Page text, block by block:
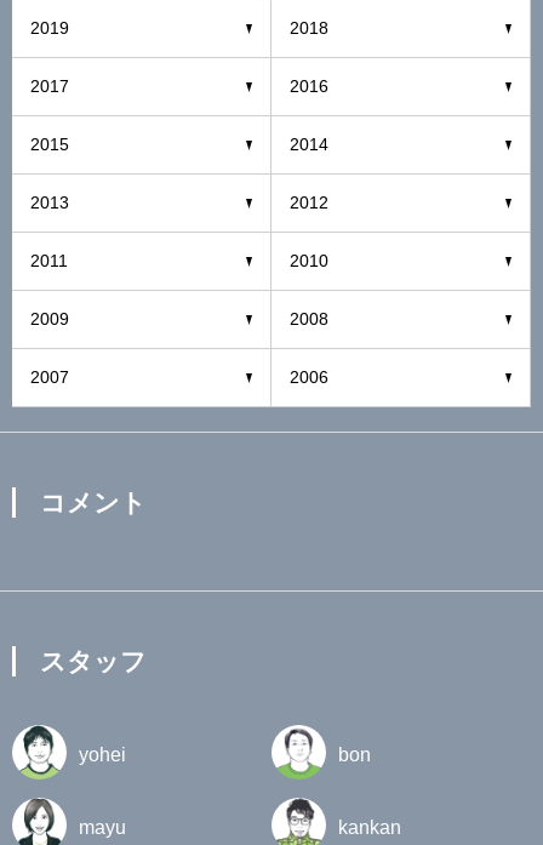
2019 2018
2017 2016
2015 2014
2013 2012
2011 2010
2009 2008
2007 2006
コメント
スタッフ
yohei bon
mayu kankan